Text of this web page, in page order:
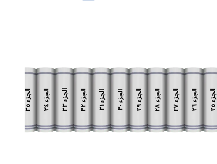
الجزء
٢٥
الجزء
٢٦
الجزء
٢٧
الجزء
٢٨
الجزء
٢٩
الجزء
٣٠
الجزء
٣١
الجزء
٣٢
الجزء
٣٣
الجزء
٣٤
الجزء
٣٥